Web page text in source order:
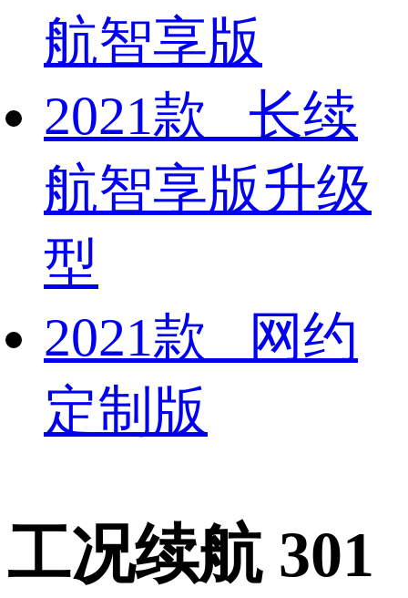
航智享版
2021款 长续
航智享版升级
型
2021款 网约
定制版
工况续航 301